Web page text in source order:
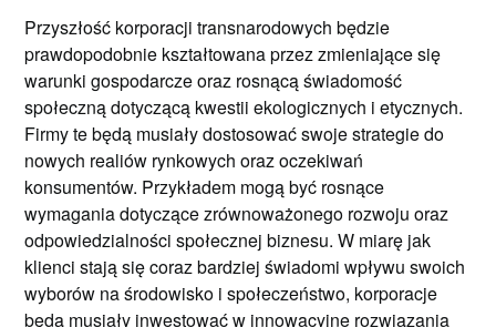
Przyszłość korporacji transnarodowych będzie
prawdopodobnie kształtowana przez zmieniające się
warunki gospodarcze oraz rosnącą świadomość
społeczną dotyczącą kwestii ekologicznych i etycznych.
Firmy te będą musiały dostosować swoje strategie do
nowych realiów rynkowych oraz oczekiwań
konsumentów. Przykładem mogą być rosnące
wymagania dotyczące zrównoważonego rozwoju oraz
odpowiedzialności społecznej biznesu. W miarę jak
klienci stają się coraz bardziej świadomi wpływu swoich
wyborów na środowisko i społeczeństwo, korporacje
będą musiały inwestować w innowacyjne rozwiązania